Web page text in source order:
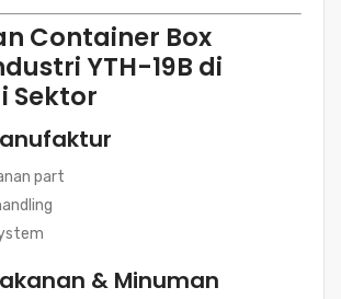
Container Box
YTH-19B di
Sektor
part
& Minuman